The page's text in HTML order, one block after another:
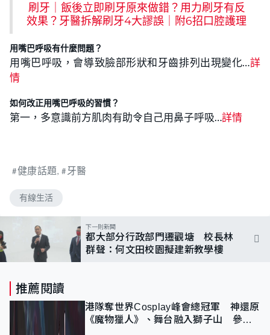
刷牙｜飯後立即刷牙原來做錯？用力刷牙有反
效果？牙醫拆解刷牙4大謬誤｜附6招口腔護理
用嘴巴呼吸有什麼問題？
用嘴巴呼吸，會導致臉部形狀和牙齒排列出現變化…詳
情
如何改正用嘴巴呼吸的習慣？
第一，多意識前方肌肉有助令自己用鼻子呼吸…詳情
健康話題 牙醫
有線生活
下一則新聞
都大部分行政部門遷觀塘 校長林
群聲：何文田校園擬建新教學樓
推薦閱讀
港隊奪世界Cosplay峰會總冠軍 神還原
《魔物獵人》、舞台融入獅子山 參賽